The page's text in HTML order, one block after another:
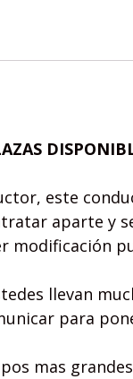
este
aparte y
modificación
llevan
para
mas